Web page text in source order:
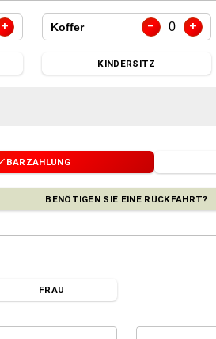
+ Koffer − 0 +
KINDERSITZ
BARZAHLUNG
BENÖTIGEN SIE EINE RÜCKFAHRT?
FRAU